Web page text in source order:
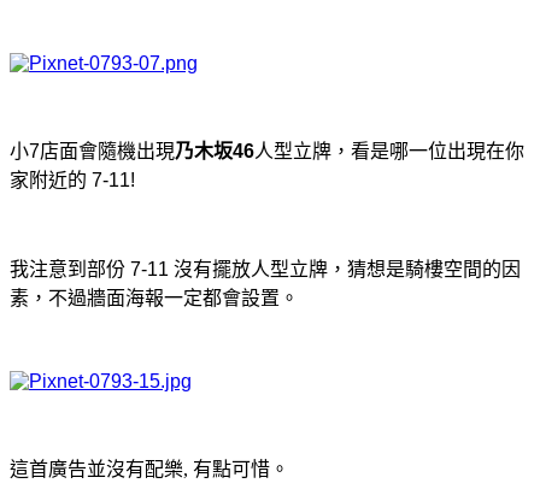
小7店面會隨機出現乃木坂46人型立牌，看是哪一位出現在你
家附近的 7-11!
我注意到部份 7-11 沒有擺放人型立牌，猜想是騎樓空間的因
素，不過牆面海報一定都會設置。
這首廣告並沒有配樂, 有點可惜 。